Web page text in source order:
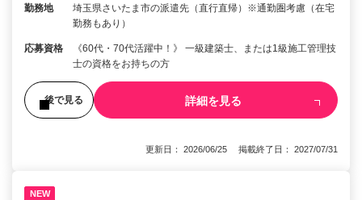
勤務地
埼玉県さいたま市の派遣先（直行直帰）※通勤圏考慮（在宅
勤務もあり）
応募資格
《60代・70代活躍中！》 一級建築士、または1級施工管理技
士の資格をお持ちの方
後で見る 詳細を見る
更新日： 2026/06/25 掲載終了日： 2027/07/31
NEW